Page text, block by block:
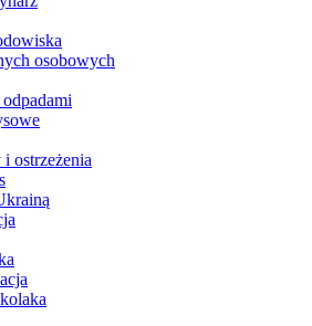
osobowych
ostrzeżenia